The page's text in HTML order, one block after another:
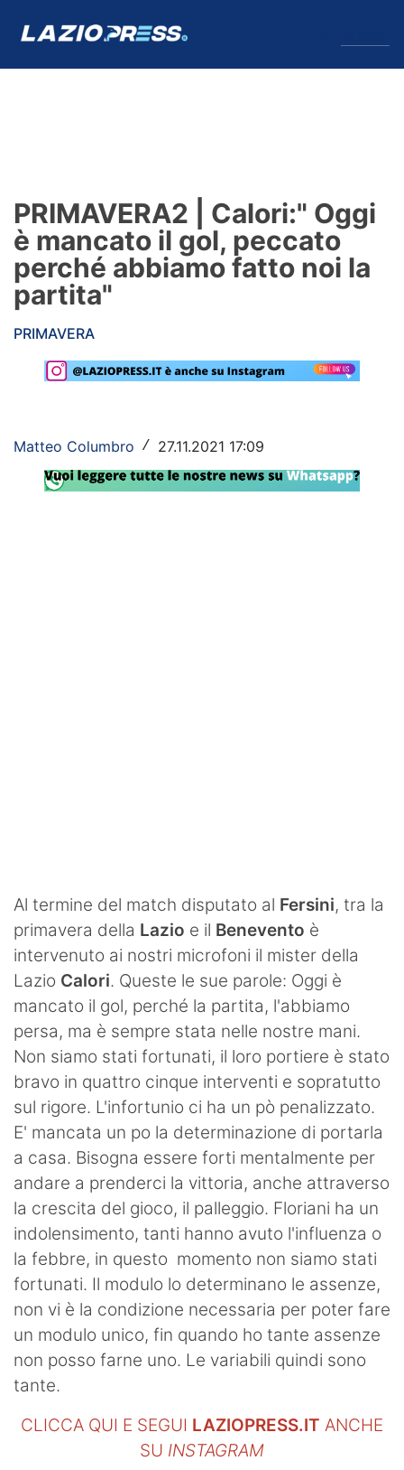
Formello
Infortuni
Primavera
Social
PRIMAVERA2 | Calori:" Oggi
è mancato il gol, peccato
perché abbiamo fatto noi la
partita"
PRIMAVERA
Matteo Columbro / 27.11.2021 17:09
Al termine del match disputato al Fersini, tra la
primavera della Lazio e il Benevento è
intervenuto ai nostri microfoni il mister della
Lazio Calori. Queste le sue parole: Oggi è
mancato il gol, perché la partita, l'abbiamo
persa, ma è sempre stata nelle nostre mani.
Non siamo stati fortunati, il loro portiere è stato
bravo in quattro cinque interventi e sopratutto
sul rigore. L'infortunio ci ha un pò penalizzato.
E' mancata un po la determinazione di portarla
a casa. Bisogna essere forti mentalmente per
andare a prenderci la vittoria, anche attraverso
la crescita del gioco, il palleggio. Floriani ha un
indolensimento, tanti hanno avuto l'influenza o
la febbre, in questo momento non siamo stati
fortunati. Il modulo lo determinano le assenze,
non vi è la condizione necessaria per poter fare
un modulo unico, fin quando ho tante assenze
non posso farne uno. Le variabili quindi sono
tante.
CLICCA QUI E SEGUI LAZIOPRESS.IT ANCHE
SU INSTAGRAM